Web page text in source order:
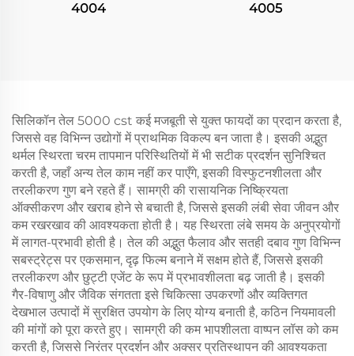
4004
4005
सिलिकॉन तेल 5000 cst कई मजबूती से युक्त फायदों का प्रदान करता है,
जिससे वह विभिन्न उद्योगों में प्राथमिक विकल्प बन जाता है। इसकी अद्भुत
थर्मल स्थिरता चरम तापमान परिस्थितियों में भी सटीक प्रदर्शन सुनिश्चित
करती है, जहाँ अन्य तेल काम नहीं कर पाएँगे, इसकी विस्फुटनशीलता और
तरलीकरण गुण बने रहते हैं। सामग्री की रासायनिक निष्क्रियता
ऑक्सीकरण और खराब होने से बचाती है, जिससे इसकी लंबी सेवा जीवन और
कम रखरखाव की आवश्यकता होती है। यह स्थिरता लंबे समय के अनुप्रयोगों
में लागत-प्रभावी होती है। तेल की अद्भुत फैलाव और सतही दबाव गुण विभिन्न
सबस्ट्रेट्स पर एकसमान, दृढ़ फिल्म बनाने में सक्षम होते हैं, जिससे इसकी
तरलीकरण और छुट्टी एजेंट के रूप में प्रभावशीलता बढ़ जाती है। इसकी
गैर-विषाणु और जैविक संगतता इसे चिकित्सा उपकरणों और व्यक्तिगत
देखभाल उत्पादों में सुरक्षित उपयोग के लिए योग्य बनाती है, कठिन नियमावली
की मांगों को पूरा करते हुए। सामग्री की कम भापशीलता वाष्पन लॉस को कम
करती है, जिससे निरंतर प्रदर्शन और अक्सर प्रतिस्थापन की आवश्यकता